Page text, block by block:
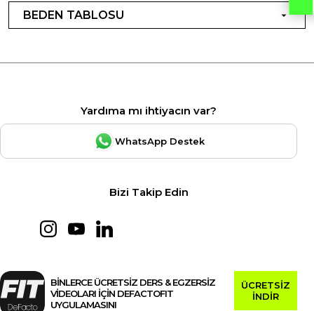
BEDEN TABLOSU
Yardıma mı ihtiyacın var?
WhatsApp Destek
Bizi Takip Edin
BİNLERCE ÜCRETSİZ DERS & EGZERSİZ
VİDEOLARI İÇİN DEFACTOFIT
UYGULAMASINI
ÜCRETSİZ
İNDİR